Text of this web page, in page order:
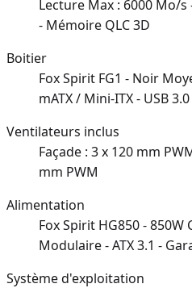
Lecture Max : 6000 Mo/
- Mémoire QLC 3D
Boitier
Fox Spirit FG1 - Noir
mATX / Mini-ITX - USB
Ventilateurs inclus
Façade : 3 x 120 mm
mm PWM
Alimentation
Fox Spirit HG850 - 850W
Modulaire - ATX 3.1 -
Système d'exploitation